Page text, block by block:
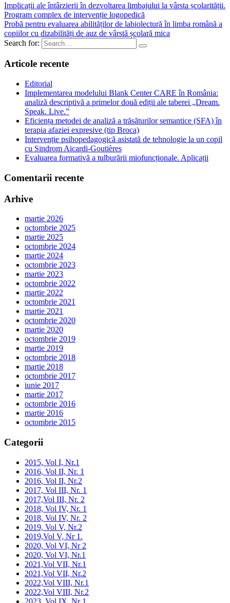
Implicații ale întârzierii în dezvoltarea limbajului la vârsta școlarității.
Program complex de intervenție logopedică
Probă pentru evaluarea abilităților de labiolectură în limba română a
copiilor cu dizabilități de auz de vârstă școlară mica
Search for:
Articole recente
Editorial
Implementarea modelului Blank Center CARE în România:
analiză descriptivă a primelor două ediții ale taberei „Dream.
Speak. Live.”
Eficiența metodei de analiză a trăsăturilor semantice (SFA) în
terapia afaziei expresive (tip Broca)
Intervenție psihopedagogică asistată de tehnologie la un copil
cu Sindrom Aicardi-Goutières
Evaluarea formativă a tulburării miofuncționale. Aplicații
Comentarii recente
Arhive
martie 2026
octombrie 2025
martie 2025
octombrie 2024
martie 2024
octombrie 2023
martie 2023
octombrie 2022
martie 2022
octombrie 2021
martie 2021
octombrie 2020
martie 2020
octombrie 2019
martie 2019
octombrie 2018
martie 2018
octombrie 2017
iunie 2017
martie 2017
octombrie 2016
martie 2016
octombrie 2015
Categorii
2015, Vol I, Nr.1
2016, Vol II, Nr. 1
2016, Vol II, Nr.2
2017, Vol III, Nr. 1
2017,Vol III, Nr. 2
2018, Vol IV, Nr. 1
2018, Vol IV, Nr. 2
2019, Vol V, Nr.2
2019,Vol V, Nr 1.
2020, Vol VI, Nr 2
2020, Vol VI, Nr.1
2021,Vol VII, Nr.1
2021,Vol VII, Nr.2
2022,Vol VIII, Nr.1
2022,Vol VIII, Nr.2
2023, Vol IX, Nr 1